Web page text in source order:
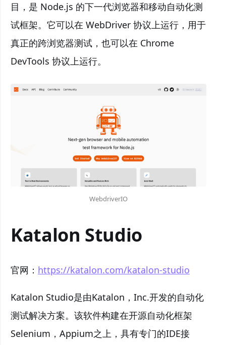
目，是 Node.js 的下一代浏览器和移动自动化测
试框架。它可以在 WebDriver 协议上运行，用于
真正的跨浏览器测试，也可以在 Chrome
DevTools 协议上运行。
WebdriverIO
Katalon Studio
官网： https://katalon.com/katalon-studio
Katalon Studio是由Katalon，Inc.开发的自动化
测试解决方案。该软件构建在开源自动化框架
Selenium，Appium之上，具有专门的IDE接